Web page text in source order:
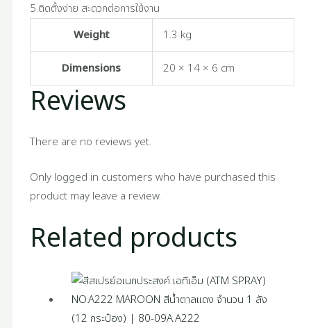
5.ติดตั้งง่าย สะดวกต่อการใช้งาน
Weight
1.3 kg
Dimensions 20 × 14 × 6 cm
Reviews
There are no reviews yet.
Only logged in customers who have purchased this
product may leave a review.
Related products